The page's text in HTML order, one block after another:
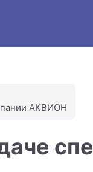
АКВИОН